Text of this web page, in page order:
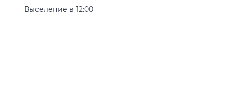
Выселение в 12:00